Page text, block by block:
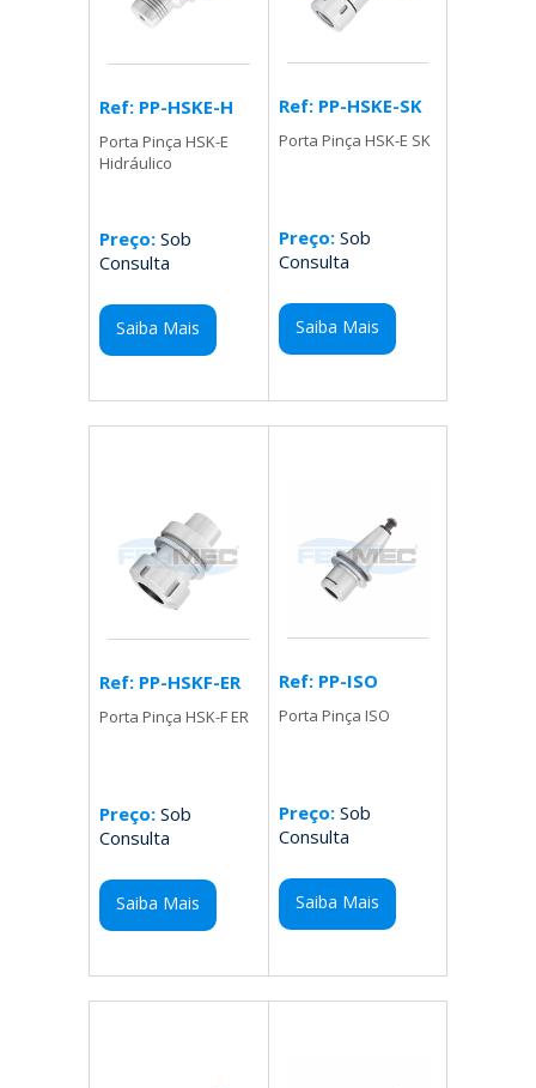
Ref: PP-HSKE-H
Porta Pinça HSK-E
Hidráulico
Preço: Sob
Consulta
Saiba Mais
Ref: PP-HSKE-SK
Porta Pinça HSK-E SK
Preço:Sob
Consulta
Saiba Mais
Ref: PP-HSKF-ER
Porta Pinça HSK-F ER
Preço: Sob
Consulta
Saiba Mais
Ref: PP-ISO
Porta Pinça ISO
Preço:Sob
Consulta
Saiba Mais